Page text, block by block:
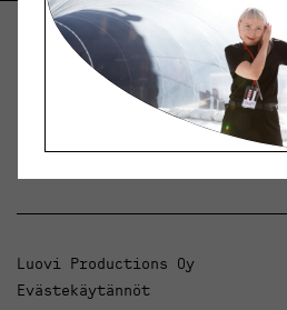
Helsinki Design
Keskustelua, uutisia ja
Luovi Productions Oy
Evästekäytännöt